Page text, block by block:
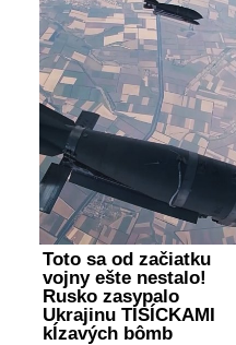
Toto sa od začiatku
vojny ešte nestalo!
Rusko zasypalo
Ukrajinu TISÍCKAMI
kĺzavých bômb